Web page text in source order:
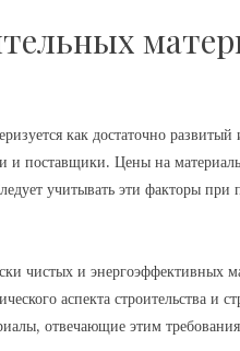
как достаточно
и поставщики. Цены на
учитывать эти факторы
чистых и энергоэффективных
аспекта строительства и
отвечающие этим